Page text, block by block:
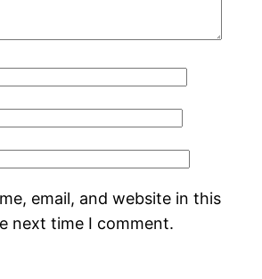
email, and website in this
next time I comment.